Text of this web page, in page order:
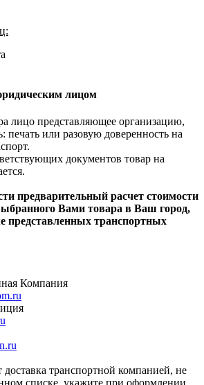
лицом
лицо представляющее организацию,
печать или разовую доверенность на
документов товар на
предварительный расчет стоимости
Вами товара в Ваш город,
представленных транспортных
Компания
доставка транспортной компанией, не
списке, укажите при оформлении